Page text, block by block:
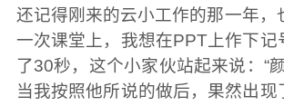
还记得刚来的云小工作的那一年，
一次课堂上，我想在PPT 上作下记
了30秒，这个小家伙站起来说：“
当我按照他所说的做后，果然出